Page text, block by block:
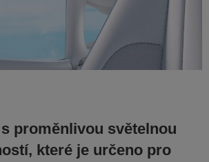
proměnlivou světelnou
které je určeno pro